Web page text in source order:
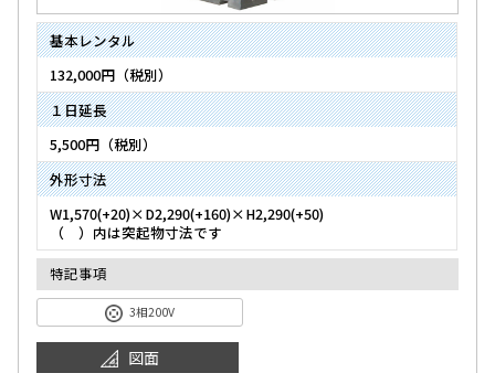
基本レンタル
132,000円（税別）
１日延長
5,500円（税別）
外形寸法
W1,570(+20)×D2,290(+160)×H2,290(+50)
（ ）内は突起物寸法です
特記事項
3相200V
図面